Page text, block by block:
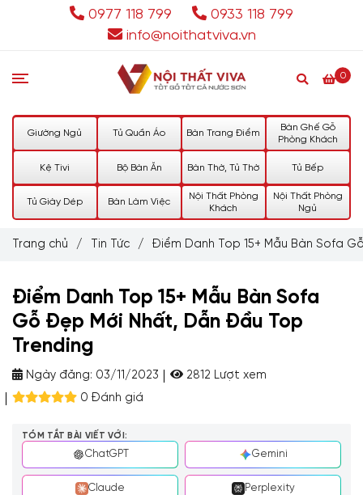
0977 118 799
0933 118 799
info@noithatviva.vn
0
Giường Ngủ Tủ Quần Áo Bàn Trang Điểm
Bàn Ghế Gỗ
Phòng Khách
Kệ Tivi Bộ Bàn Ăn Bàn Thờ, Tủ Thờ Tủ Bếp
Tủ Giày Dép Bàn Làm Việc
Nội Thất Phòng
Khách
Nội Thất Phòng
Ngủ
Trang chủ / Tin Tức / Điểm Danh Top 15+ Mẫu Bàn Sofa
Điểm Danh Top 15+ Mẫu Bàn Sofa
Gỗ Đẹp Mới Nhất, Dẫn Đầu Top
Trending
Ngày đăng: 03/11/2023
2812 Lượt xem
0 Đánh giá
TÓM TẮT BÀI VIẾT VỚI:
ChatGPT Gemini
Claude Perplexity